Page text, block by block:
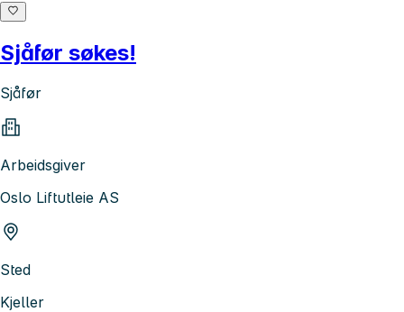
Sjåfør søkes!
Sjåfør
Arbeidsgiver
Oslo Liftutleie AS
Sted
Kjeller